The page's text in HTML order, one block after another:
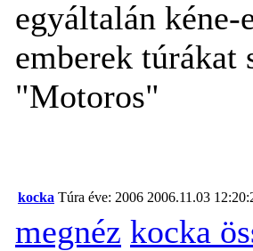
egyáltalán
emberek túrákat
"Motoros"
kocka Túra éve: 2006 2006.11.03
megnéz kocka